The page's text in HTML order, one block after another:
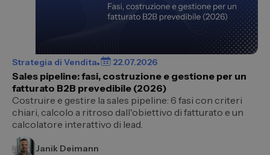
Strategia di Vendita 22.07.2026
Sales pipeline: fasi, costruzione e gestione per un
fatturato B2B prevedibile (2026)
Costruire e gestire la sales pipeline: 6 fasi con criteri
chiari, calcolo a ritroso dall'obiettivo di fatturato e un
calcolatore interattivo di lead.
Janik Deimann